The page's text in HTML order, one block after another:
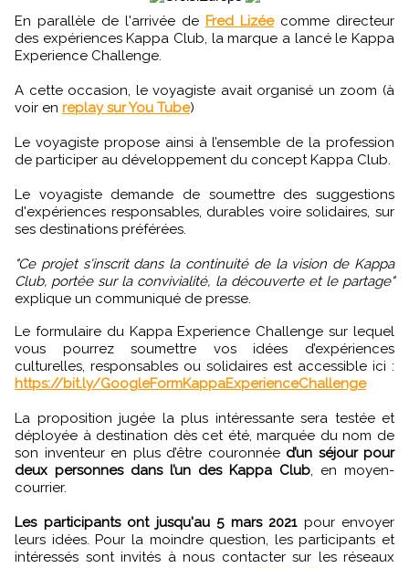
En parallèle de l'arrivée de Fred Lizéecomme directeur
des expériences Kappa Club, la marque a lancé le Kappa
Experience Challenge.
A cette occasion, le voyagiste avait organisé un zoom (à
voir en replay sur You Tube)
Le voyagiste propose ainsi à l’ensemble de la profession
de participer au développement du concept Kappa Club.
Le voyagiste demande de soumettre des suggestions
d'expériences responsables, durables voire solidaires, sur
ses destinations préférées.
"Ce projet s'inscrit dans la continuité de la vision de Kappa
Club, portée sur la convivialité, la découverte et le partage"
explique un communiqué de presse.
Le formulaire du Kappa Experience Challenge sur lequel
vous pourrez soumettre vos idées d’expériences
culturelles, responsables ou solidaires est accessible ici :
https://bit.ly/GoogleFormKappaExperienceChallenge
La proposition jugée la plus intéressante sera testée et
déployée à destination dès cet été, marquée du nom de
son inventeur en plus d’être couronnée d’un séjour pour
deux personnes dans l’un des Kappa Club, en moyen-
courrier.
Les participants ont jusqu'au 5 mars 2021pour envoyer
leurs idées. Pour la moindre question, les participants et
intéressés sont invités à nous contacter sur les réseaux